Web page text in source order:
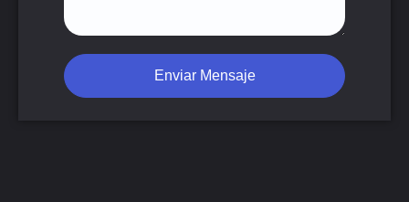
Enviar Mensaje